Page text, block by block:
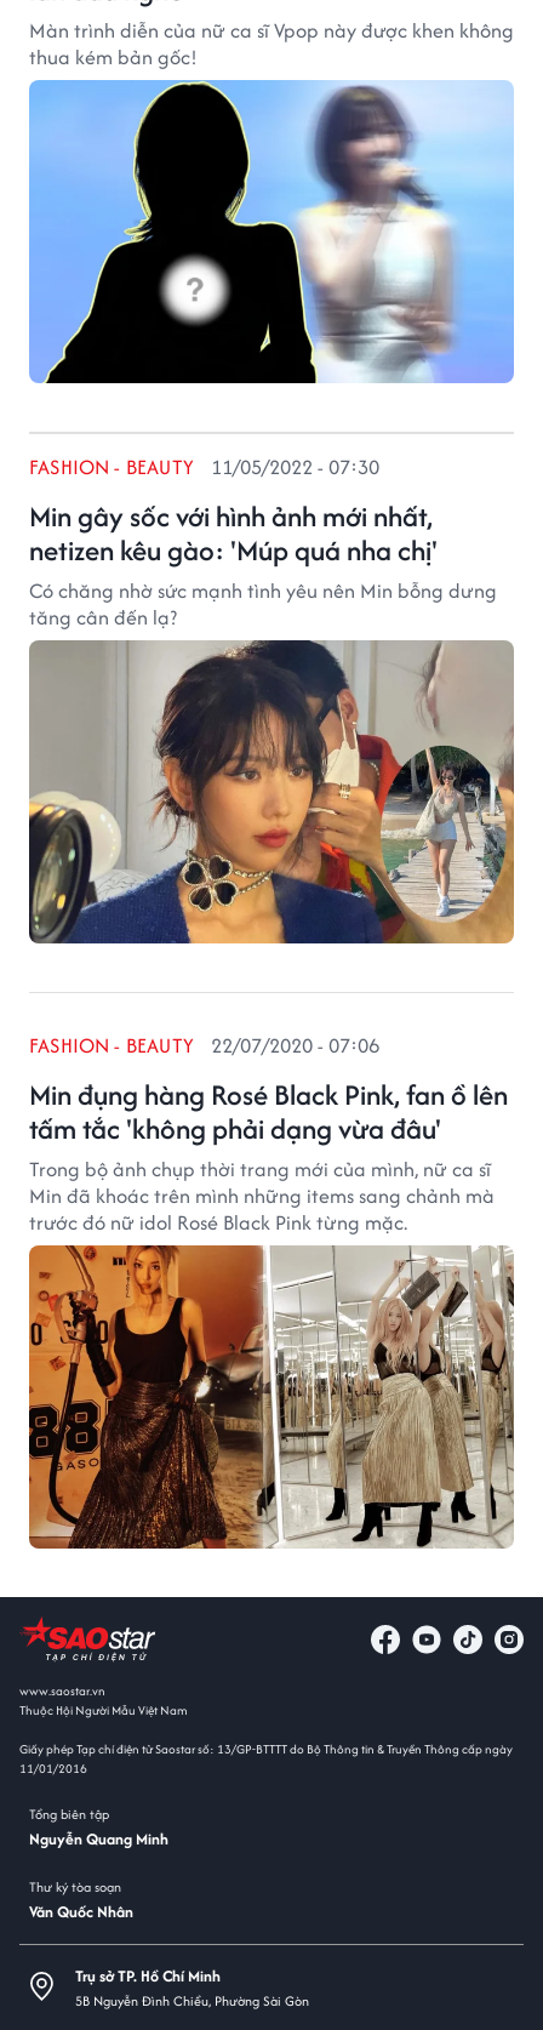
Màn trình diễn của nữ ca sĩ Vpop này được khen không
thua kém bản gốc!
Min gây sốc với hình ảnh mới nhất,
netizen kêu gào: 'Múp quá nha chị'
FASHION - BEAUTY 11/05/2022 - 07:30
Có chăng nhờ sức mạnh tình yêu nên Min bỗng dưng
tăng cân đến lạ?
Min đụng hàng Rosé Black Pink, fan ồ lên
tấm tắc 'không phải dạng vừa đâu'
FASHION - BEAUTY 22/07/2020 - 07:06
Trong bộ ảnh chụp thời trang mới của mình, nữ ca sĩ
Min đã khoác trên mình những items sang chảnh mà
trước đó nữ idol Rosé Black Pink từng mặc.
www.saostar.vn
Thuộc Hội Người Mẫu Việt Nam
Giấy phép Tạp chí điện tử Saostar số: 13/GP-BTTTT do Bộ Thông tin & Truyền Thông cấp ngày
11/01/2016
Tổng biên tập
Nguyễn Quang Minh
Thư ký tòa soạn
Văn Quốc Nhân
Trụ sở TP. Hồ Chí Minh
5B Nguyễn Đình Chiểu, Phường Sài Gòn